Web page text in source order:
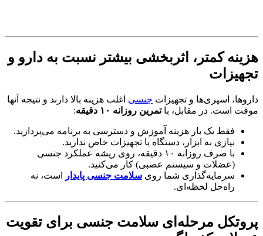
هزینه کمتر، اثربخشی بیشتر نسبت به دارو و
تجهیزات
داروها، اسپری‌ها و تجهیزات جنسی اغلب هزینه بالا دارند و نتیجه آنها
موقت است. در مقابل، باتمرین روزانه ۱۰ دقیقه :
فقط یک بار هزینه آموزش و دسترسی به برنامه می‌پردازید.
نیازی به ابزار، دستگاه یا تجهیزات خاص ندارید.
با صرف روزانه ۱۰ دقیقه، روی ریشه عملکرد جنسی
(عضلات و سیستم عصبی) کار می‌کنید.
سرمایه‌گذاری شما روی سلامت جنسی پایدار
است، نه
راه‌حل لحظه‌ای.
پروتکل مرحله‌ای سلامت جنسی برای تقویت